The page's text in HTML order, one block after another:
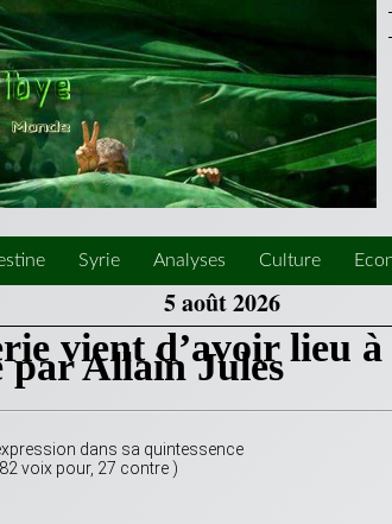
Syrie Analyses Culture
5 août 2026
vient d’avoir lieu à
par Allain Jules
dans sa quintessence
voix pour, 27 contre )